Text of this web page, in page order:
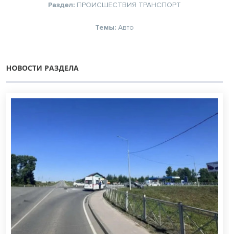
Раздел: ПРОИСШЕСТВИЯ ТРАНСПОРТ
Темы: Авто
НОВОСТИ РАЗДЕЛА